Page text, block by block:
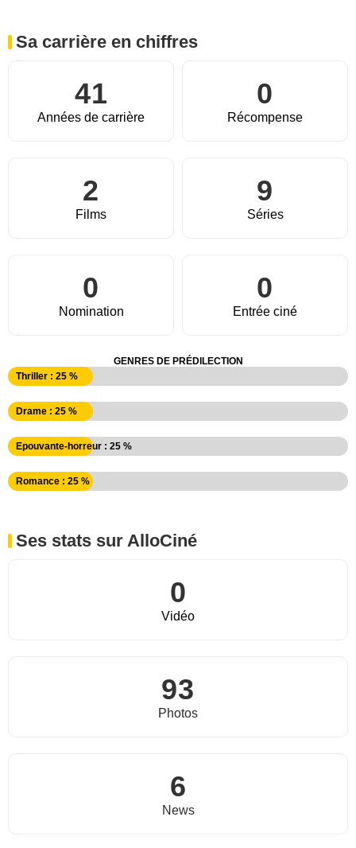
Sa carrière en chiffres
41
Années de carrière
0
Récompense
2
Films
9
Séries
0
Nomination
0
Entrée ciné
GENRES DE PRÉDILECTION
Thriller : 25 %
Drame : 25 %
Epouvante-horreur : 25 %
Romance : 25 %
Ses stats sur AlloCiné
0
Vidéo
93
Photos
6
News